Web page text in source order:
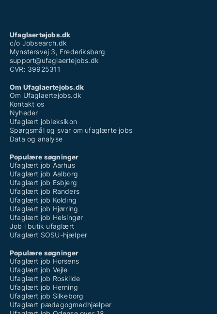
Ufaglærte jobs
Uopfordret ansøgning ufaglært
Ufaglaertejobs.dk
c/o Jobsearch.dk
Mynstersvej 3, Frederiksberg
support@ufaglaertejobs.dk
CVR: 39925311
Om Ufaglaertejobs.dk
Om Ufaglaertejobs.dk
Kontakt os
Nyheder
Ufaglært jobleksikon
Spørgsmål og svar om ufaglærte jobs
Data og analyse
Populære søgninger
Ufaglært job Aarhus
Ufaglært job Aalborg
Ufaglært job Esbjerg
Ufaglært job Randers
Ufaglært job Kolding
Ufaglært job Hjørring
Ufaglært job Helsingør
Job i butik ufaglært
Ufaglært SOSU-hjælper
Populære søgninger
Ufaglært job Horsens
Ufaglært job Vejle
Ufaglært job Roskilde
Ufaglært job Herning
Ufaglært job Silkeborg
Ufaglært pædagogmedhjælper